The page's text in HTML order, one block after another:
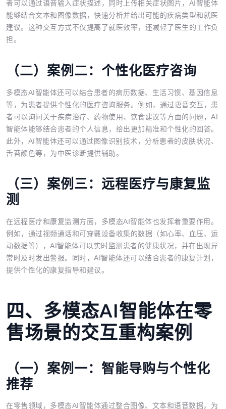
者可以通过语音输入症状描述，同时上传相关症状图片，AI智能体
能够结合文本和图像数据，快速分析并给出可能的疾病类型和就医
建议。这种交互方式不仅提高了就医效率，还减轻了医生的工作负
担。
（二）案例二：个性化医疗咨询
多模态AI智能体还可以结合患者的病历数据、生活习惯、基因信息
等，为患者提供个性化的医疗咨询服务。例如，通过语音交互，患
者可以询问关于疾病治疗、药物使用、饮食建议等方面的问题，AI
智能体能够结合患者的个人信息，给出更加精准和个性化的回答。
此外，AI智能体还可以通过图像识别技术，分析患者的皮肤状况、
舌苔颜色等，为中医诊断提供辅助。
（三）案例三：远程医疗与康复监
测
在远程医疗和康复监测方面，多模态AI智能体也发挥着重要作用。
例如，通过视频通话和可穿戴设备收集的数据（如心率、血压、运
动数据等），AI智能体可以实时监测患者的健康状况，并在出现异
常时及时发出警报。同时，AI智能体还可以结合患者的康复计划，
提供个性化的康复指导和建议。
四、多模态AI智能体在零
售场景的交互重构案例
（一）案例一：智能导购与个性化
推荐
在零售领域，多模态AI智能体通过整合图像、文本和语音数据，为